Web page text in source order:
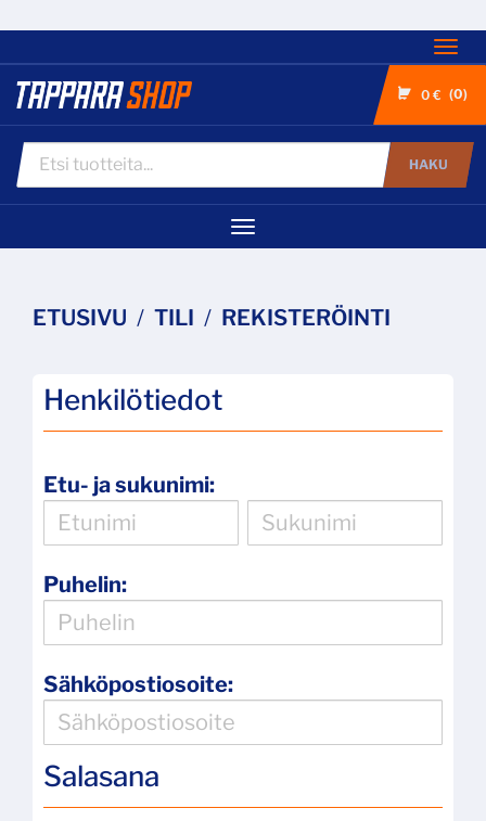
0 € 0
HAKU
Navigaatio
ETUSIVU TILI REKISTERÖINTI
Henkilötiedot
Etu- ja sukunimi:
Puhelin:
Sähköpostiosoite:
Salasana